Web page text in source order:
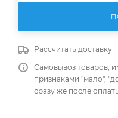
Рассчитать доставку
Самовывоз товаров,
признаками "мало",
сразу же после